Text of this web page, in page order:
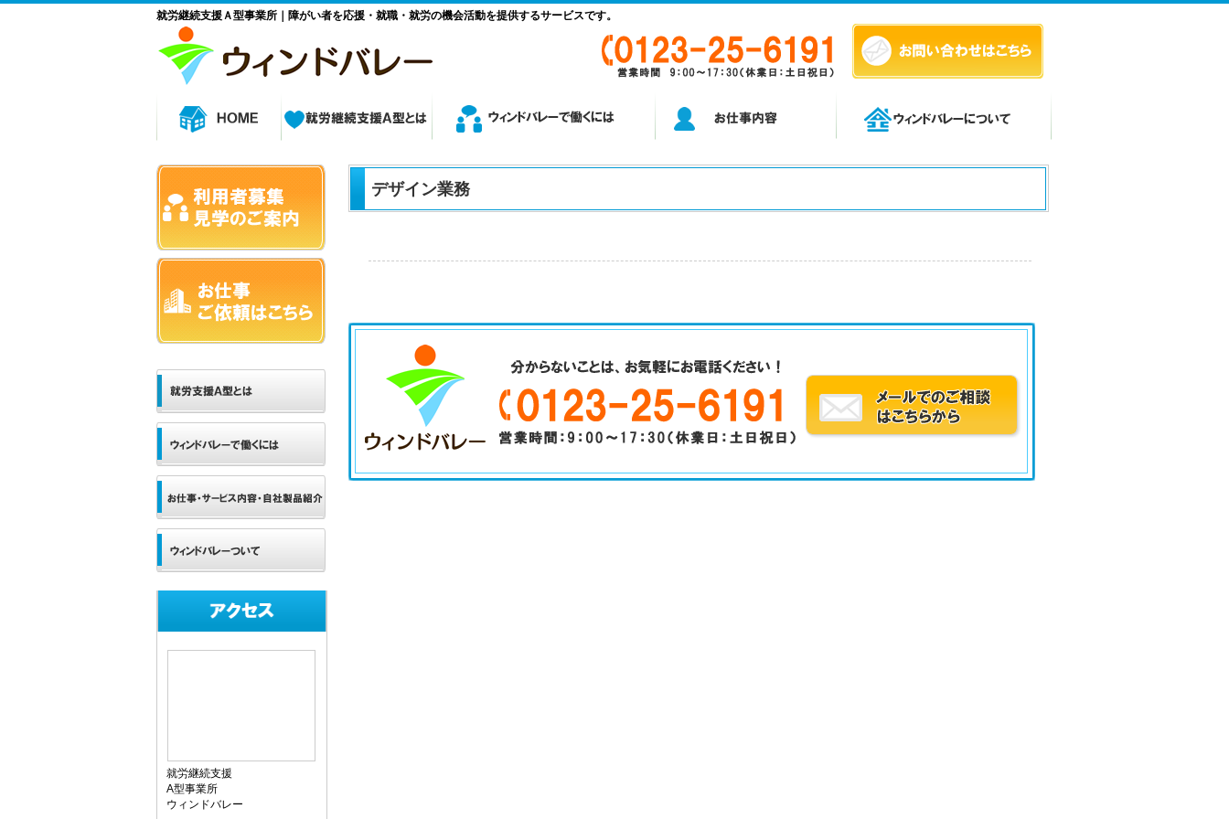
就労継続支援Ａ型事業所｜障がい者を応援・就職・就労の機会活動を提供するサービスです。
就労継続支援
A型事業所
ウィンドバレー
デザイン業務